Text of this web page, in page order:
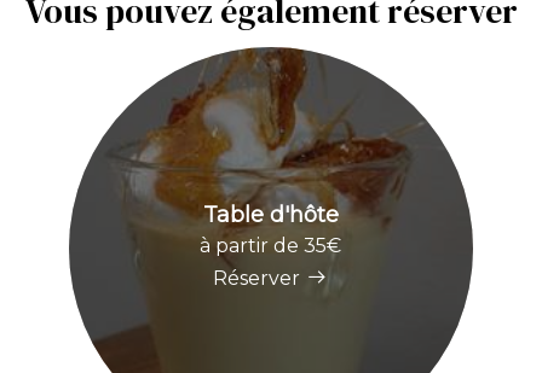
Vous pouvez également réserver
Table d'hôte
à partir de 35€
Réserver